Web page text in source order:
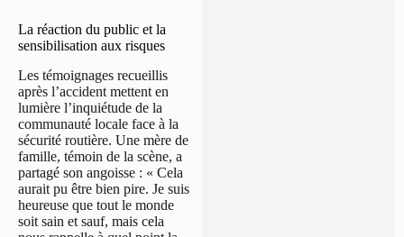
La réaction du public et la
sensibilisation aux risques
Les témoignages recueillis
après l’accident mettent en
lumière l’inquiétude de la
communauté locale face à la
sécurité routière. Une mère de
famille, témoin de la scène, a
partagé son angoisse : « Cela
aurait pu être bien pire. Je suis
heureuse que tout le monde
soit sain et sauf, mais cela